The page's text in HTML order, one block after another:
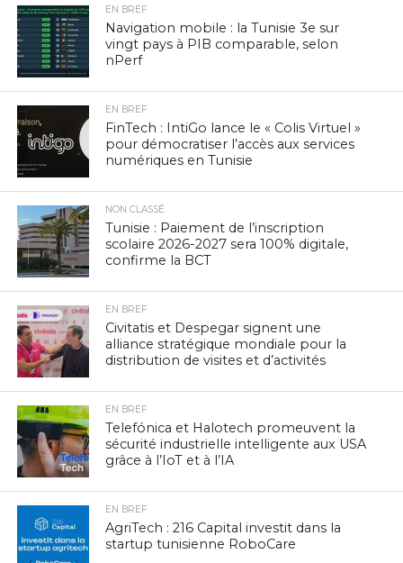
EN BREF
Navigation mobile : la Tunisie 3e sur
vingt pays à PIB comparable, selon
nPerf
EN BREF
FinTech : IntiGo lance le « Colis Virtuel »
pour démocratiser l’accès aux services
numériques en Tunisie
NON CLASSÉ
Tunisie : Paiement de l’inscription
scolaire 2026-2027 sera 100% digitale,
confirme la BCT
EN BREF
Civitatis et Despegar signent une
alliance stratégique mondiale pour la
distribution de visites et d’activités
EN BREF
Telefónica et Halotech promeuvent la
sécurité industrielle intelligente aux USA
grâce à l’IoT et à l’IA
EN BREF
AgriTech : 216 Capital investit dans la
startup tunisienne RoboCare